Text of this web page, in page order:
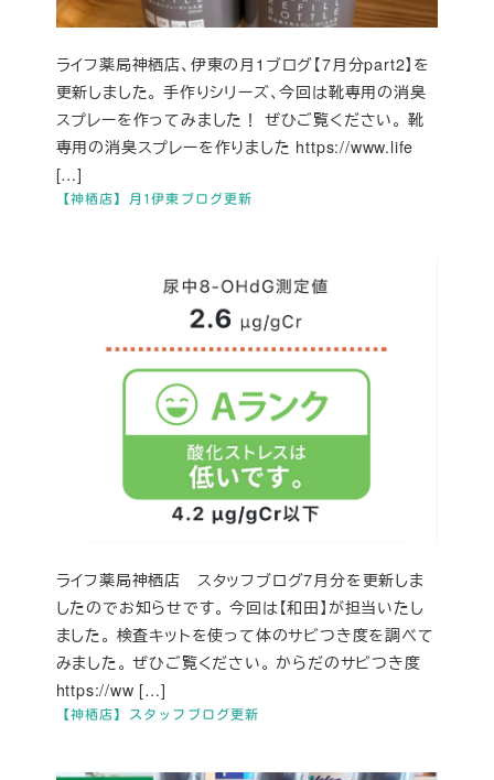
【神栖店】月1伊東ブログ更新
ライフ薬局神栖店、伊東の月1ブログ【7月分part2】を
更新しました。 手作りシリーズ、今回は靴専用の消臭
スプレーを作ってみました！ ぜひご覧ください。 靴
専用の消臭スプレーを作りました https://www.life
[…]
【神栖店】スタッフブログ更新
ライフ薬局神栖店 スタッフブログ7月分を更新しま
したのでお知らせです。 今回は【和田】が担当いたし
ました。 検査キットを使って体のサビつき度を調べて
みました。 ぜひご覧ください。 からだのサビつき度
https://ww […]